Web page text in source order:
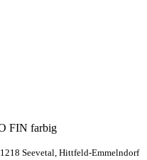
Seevetal, Hittfeld-Emmelndorf